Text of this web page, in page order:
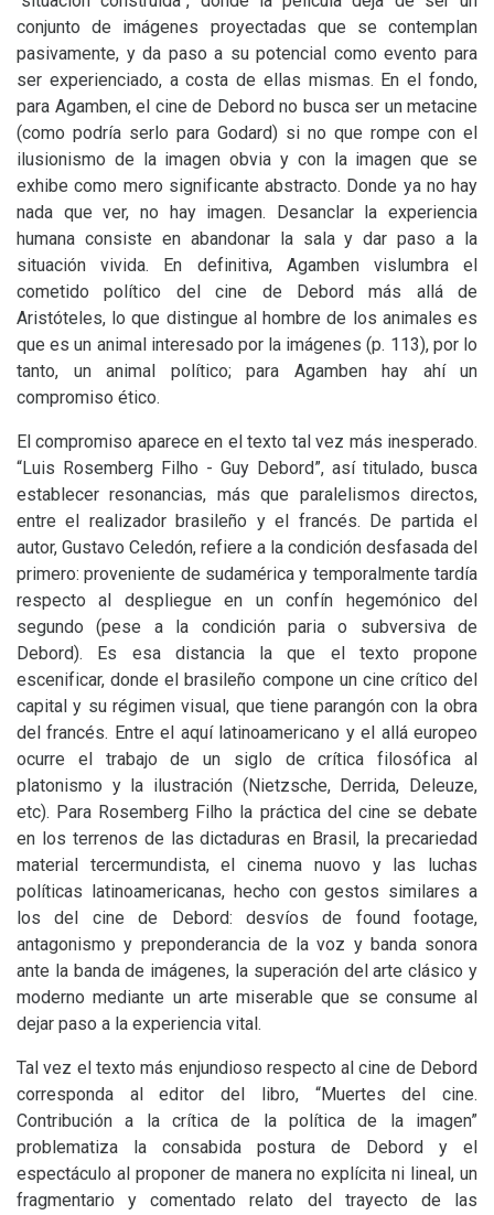
conjunto de imágenes proyectadas que se contemplan
pasivamente, y da paso a su potencial como evento para
ser experienciado, a costa de ellas mismas. En el fondo,
para Agamben, el cine de Debord no busca ser un metacine
(como podría serlo para Godard) si no que rompe con el
ilusionismo de la imagen obvia y con la imagen que se
exhibe como mero significante abstracto. Donde ya no hay
nada que ver, no hay imagen. Desanclar la experiencia
humana consiste en abandonar la sala y dar paso a la
situación vivida. En definitiva, Agamben vislumbra el
cometido político del cine de Debord más allá de
Aristóteles, lo que distingue al hombre de los animales es
que es un animal interesado por la imágenes (p. 113), por lo
tanto, un animal político; para Agamben hay ahí un
compromiso ético.
El compromiso aparece en el texto tal vez más inesperado.
“Luis Rosemberg Filho - Guy Debord”, así titulado, busca
establecer resonancias, más que paralelismos directos,
entre el realizador brasileño y el francés. De partida el
autor, Gustavo Celedón, refiere a la condición desfasada del
primero: proveniente de sudamérica y temporalmente tardía
respecto al despliegue en un confín hegemónico del
segundo (pese a la condición paria o subversiva de
Debord). Es esa distancia la que el texto propone
escenificar, donde el brasileño compone un cine crítico del
capital y su régimen visual, que tiene parangón con la obra
del francés. Entre el aquí latinoamericano y el allá europeo
ocurre el trabajo de un siglo de crítica filosófica al
platonismo y la ilustración (Nietzsche, Derrida, Deleuze,
etc). Para Rosemberg Filho la práctica del cine se debate
en los terrenos de las dictaduras en Brasil, la precariedad
material tercermundista, el cinema nuovo y las luchas
políticas latinoamericanas, hecho con gestos similares a
los del cine de Debord: desvíos de found footage,
antagonismo y preponderancia de la voz y banda sonora
ante la banda de imágenes, la superación del arte clásico y
moderno mediante un arte miserable que se consume al
dejar paso a la experiencia vital.
Tal vez el texto más enjundioso respecto al cine de Debord
corresponda al editor del libro, “Muertes del cine.
Contribución a la crítica de la política de la imagen”
problematiza la consabida postura de Debord y el
espectáculo al proponer de manera no explícita ni lineal, un
fragmentario y comentado relato del trayecto de las